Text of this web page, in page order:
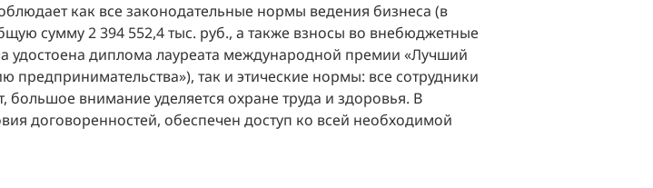
как все законодательные нормы ведения бизнеса (в
сумму 2 394 552,4 тыс. руб., а также взносы во внебюджетные
удостоена диплома лауреата международной премии «Лучший
предпринимательства»), так и этические нормы: все сотрудники
внимание уделяется охране труда и здоровья. В
договоренностей, обеспечен доступ ко всей необходимой